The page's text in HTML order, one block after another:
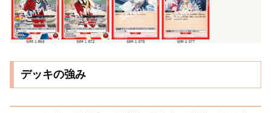
デッキの強み